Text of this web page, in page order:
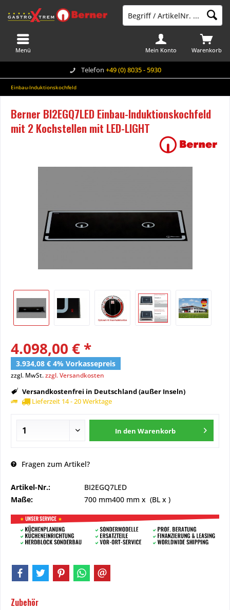
Telefon +49 (0) 8035 - 5930
Warenkorb
Mein Konto
Menü
Einbau-Induktionskochfeld
Berner BI2EGQ7LED Einbau-Induktionskochfeld
mit 2 Kochstellen mit LED-LIGHT
4.098,00 € *
3.934,08 € 4% Vorkassepreis
zzgl. MwSt.zzgl. Versandkosten
Versandkostenfrei in Deutschland (außer Inseln)
Lieferzeit 14 - 20 Werktage
In den Warenkorb
Fragen zum Artikel?
Artikel-Nr.:
BI2EGQ7LED
Maße:
700 mm400 mm x (BL x )
Zubehör